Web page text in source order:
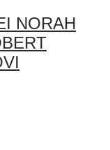
NORAH